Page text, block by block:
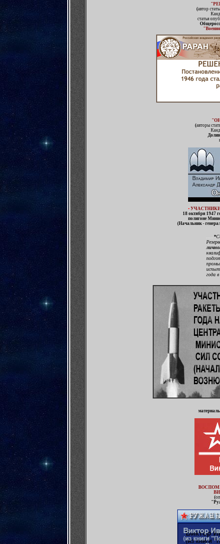
(автор
статья
(авторы
•
18 октября 1947
полигоне
(Начальник -
*
года
(